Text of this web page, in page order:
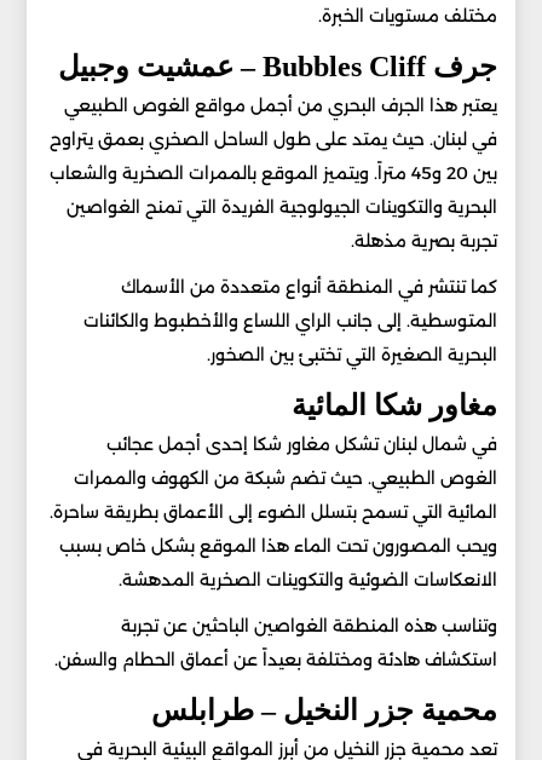
مختلف مستويات الخبرة.
جرف Bubbles Cliff – عمشيت وجبيل
يعتبر هذا الجرف البحري من أجمل مواقع الغوص الطبيعي
في لبنان. حيث يمتد على طول الساحل الصخري بعمق يتراوح
بين 20 و45 متراً. ويتميز الموقع بالممرات الصخرية والشعاب
البحرية والتكوينات الجيولوجية الفريدة التي تمنح الغواصين
تجربة بصرية مذهلة.
كما تنتشر في المنطقة أنواع متعددة من الأسماك
المتوسطية. إلى جانب الراي اللساع والأخطبوط والكائنات
البحرية الصغيرة التي تختبئ بين الصخور.
مغاور شكا المائية
في شمال لبنان تشكل مغاور شكا إحدى أجمل عجائب
الغوص الطبيعي. حيث تضم شبكة من الكهوف والممرات
المائية التي تسمح بتسلل الضوء إلى الأعماق بطريقة ساحرة.
ويحب المصورون تحت الماء هذا الموقع بشكل خاص بسبب
الانعكاسات الضوئية والتكوينات الصخرية المدهشة.
وتناسب هذه المنطقة الغواصين الباحثين عن تجربة
استكشاف هادئة ومختلفة بعيداً عن أعماق الحطام والسفن.
محمية جزر النخيل – طرابلس
تعد محمية جزر النخيل من أبرز المواقع البيئية البحرية في